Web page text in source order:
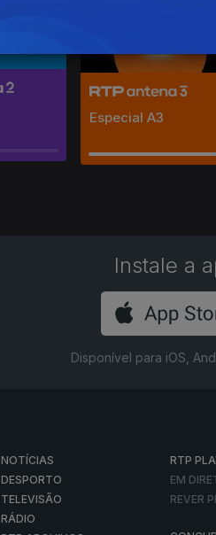
Especial A3
Instale a
Disponível para iOS,
NOTÍCIAS
DESPORTO
TELEVISÃO
RÁDIO
RTP
EM
REVER